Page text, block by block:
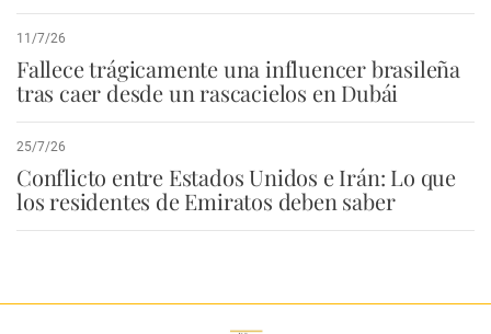
11/7/26
Fallece trágicamente una influencer brasileña
tras caer desde un rascacielos en Dubái
25/7/26
Conflicto entre Estados Unidos e Irán: Lo que
los residentes de Emiratos deben saber